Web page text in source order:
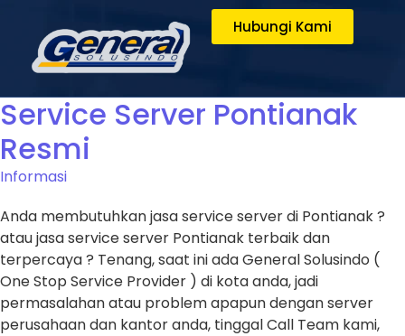
Hubungi Kami
Service Server Pontianak
Resmi
Informasi
Anda membutuhkan jasa service server di Pontianak ?
atau jasa service server Pontianak terbaik dan
terpercaya ? Tenang, saat ini ada General Solusindo (
One Stop Service Provider ) di kota anda, jadi
permasalahan atau problem apapun dengan server
perusahaan dan kantor anda, tinggal Call Team kami,